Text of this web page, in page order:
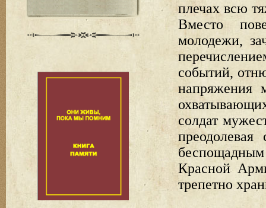
плечах всю
Вместо
молодежи,
событий,
напряжения
солдат
Красной
трепетно